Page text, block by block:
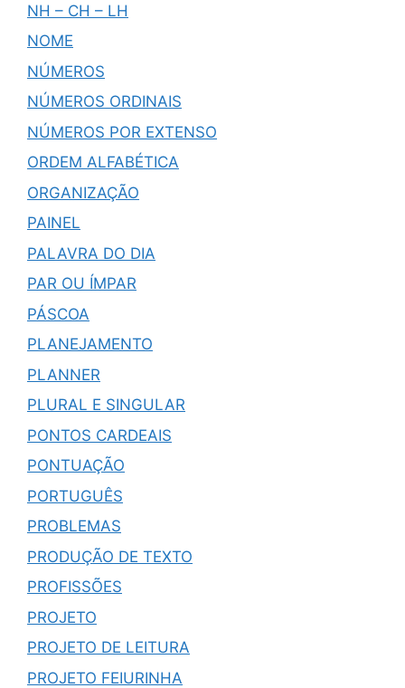
NH – CH – LH
NOME
NÚMEROS
NÚMEROS ORDINAIS
NÚMEROS POR EXTENSO
ORDEM ALFABÉTICA
ORGANIZAÇÃO
PAINEL
PALAVRA DO DIA
PAR OU ÍMPAR
PÁSCOA
PLANEJAMENTO
PLANNER
PLURAL E SINGULAR
PONTOS CARDEAIS
PONTUAÇÃO
PORTUGUÊS
PROBLEMAS
PRODUÇÃO DE TEXTO
PROFISSÕES
PROJETO
PROJETO DE LEITURA
PROJETO FEIURINHA